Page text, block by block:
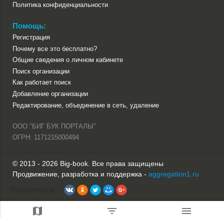
Политика конфиденциальности
Помощь:
Регистрация
Почему все это бесплатно?
Общие сведения о личном кабинете
Поиск организации
Как работает поиск
Добавление организации
Редактирование, объединение в сеть, удаление
ООО "БИГ БУК ПОРТАЛЫ"
ОГРН: 1171215000494
© 2013 - 2026 Big-book. Все права защищены
Продвижение, разработка и поддержка - aggregation1.ru